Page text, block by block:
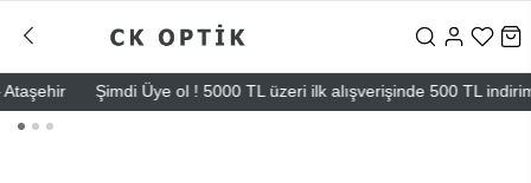
Şimdi Üye ol ! 5000 TL üzeri ilk alışverişinde 500 TL indirim